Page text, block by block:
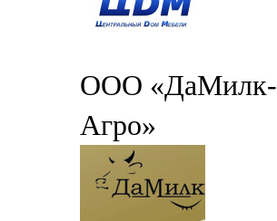
ООО «ДаМилк-
Агро»